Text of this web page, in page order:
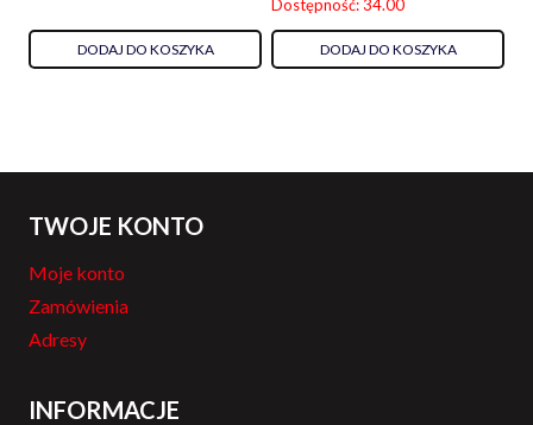
DODAJ DO KOSZYKA
Dostępność: 34.00
DODAJ DO KOSZYKA
TWOJE KONTO
Moje konto
Zamówienia
Adresy
INFORMACJE